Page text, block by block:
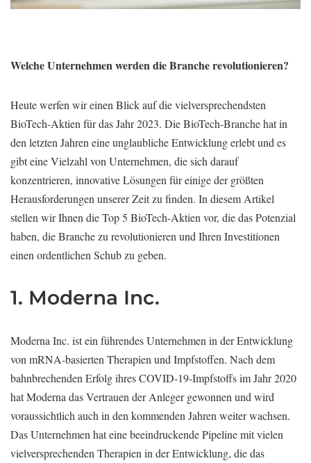
Welche Unternehmen werden die Branche revolutionieren?
Heute werfen wir einen Blick auf die vielversprechendsten
BioTech-Aktien für das Jahr 2023. Die BioTech-Branche hat in
den letzten Jahren eine unglaubliche Entwicklung erlebt und es
gibt eine Vielzahl von Unternehmen, die sich darauf
konzentrieren, innovative Lösungen für einige der größten
Herausforderungen unserer Zeit zu finden. In diesem Artikel
stellen wir Ihnen die Top 5 BioTech-Aktien vor, die das Potenzial
haben, die Branche zu revolutionieren und Ihren Investitionen
einen ordentlichen Schub zu geben.
1. Moderna Inc.
Moderna Inc. ist ein führendes Unternehmen in der Entwicklung
von mRNA-basierten Therapien und Impfstoffen. Nach dem
bahnbrechenden Erfolg ihres COVID-19-Impfstoffs im Jahr 2020
hat Moderna das Vertrauen der Anleger gewonnen und wird
voraussichtlich auch in den kommenden Jahren weiter wachsen.
Das Unternehmen hat eine beeindruckende Pipeline mit vielen
vielversprechenden Therapien in der Entwicklung, die das